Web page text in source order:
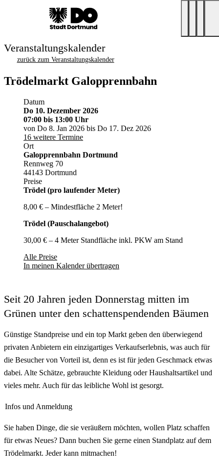
Veranstaltungskalender
zurück zum Veranstaltungskalender
Trödelmarkt Galopprennbahn
Datum
Do 10. Dezember 2026
07:00 bis 13:00 Uhr
von Do 8. Jan 2026 bis Do 17. Dez 2026
16 weitere Termine
Ort
Galopprennbahn Dortmund
Rennweg 70
44143 Dortmund
Preise
Trödel (pro laufender Meter)
8,00 € – Mindestfläche 2 Meter!
Trödel (Pauschalangebot)
30,00 € – 4 Meter Standfläche inkl. PKW am Stand
Alle Preise
In meinen Kalender übertragen
Seit 20 Jahren jeden Donnerstag mitten im
Grünen unter den schattenspendenden Bäumen
Günstige Standpreise und ein top Markt geben den überwiegend
privaten Anbietern ein einzigartiges Verkaufserlebnis, was auch für
die Besucher von Vorteil ist, denn es ist für jeden Geschmack etwas
dabei. Alte Schätze, gebrauchte Kleidung oder Haushaltsartikel und
vieles mehr. Auch für das leibliche Wohl ist gesorgt.
Infos und Anmeldung
Sie haben Dinge, die sie veräußern möchten, wollen Platz schaffen
für etwas Neues? Dann buchen Sie gerne einen Standplatz auf dem
Trödelmarkt. Jeder kann mitmachen!